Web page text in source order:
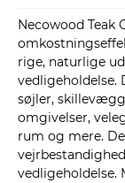
Necowood
rige, naturlige
vedligeholdelse.
søjler,
omgivelser,
rum og mere.
vedligeholdelse.